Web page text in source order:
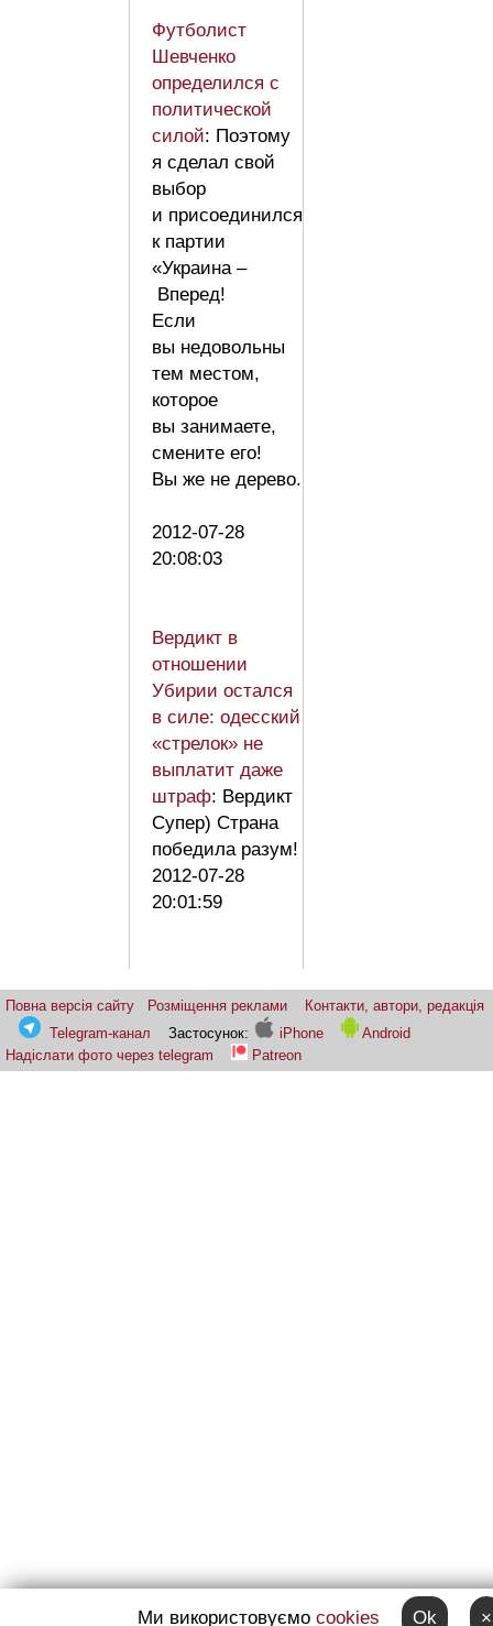
Футболист
Шевченко
определился с
политической
силой: Поэтому
я сделал свой
выбор
и присоединился
к партии
«Украина –
Вперед!
Если
вы недовольны
тем местом,
которое
вы занимаете,
смените его!
Вы же не дерево.
2012-07-28
20:08:03
Вердикт в
отношении
Убирии остался
в силе: одесский
«стрелок» не
выплатит даже
штраф: Вердикт
Супер) Страна
победила разум!
2012-07-28
20:01:59
Повна версія сайту Розміщення реклами
Контакти, автори, редакція
Telegram-канал
Застосунок: iPhone
Android
Надіслати фото через telegram
Patreon
Ми використовуємо cookies Ok ×